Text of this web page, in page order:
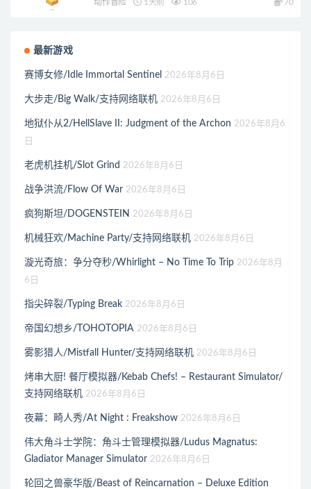
动作冒险 1天前 106 70
最新游戏
赛博女修/Idle Immortal Sentinel 2026年8月6日
大步走/Big Walk/支持网络联机 2026年8月6日
地狱仆从2/HellSlave II: Judgment of the Archon 2026年8月6
日
老虎机挂机/Slot Grind 2026年8月6日
战争洪流/Flow Of War 2026年8月6日
疯狗斯坦/DOGENSTEIN 2026年8月6日
机械狂欢/Machine Party/支持网络联机 2026年8月6日
漩光奇旅：争分夺秒/Whirlight – No Time To Trip 2026年8月
6日
指尖碎裂/Typing Break 2026年8月6日
帝国幻想乡/TOHOTOPIA 2026年8月6日
雾影猎人/Mistfall Hunter/支持网络联机 2026年8月6日
烤串大厨! 餐厅模拟器/Kebab Chefs! – Restaurant Simulator/
支持网络联机 2026年8月6日
夜幕：畸人秀/At Night : Freakshow 2026年8月6日
伟大角斗士学院：角斗士管理模拟器/Ludus Magnatus:
Gladiator Manager Simulator 2026年8月6日
轮回之兽豪华版/Beast of Reincarnation – Deluxe Edition